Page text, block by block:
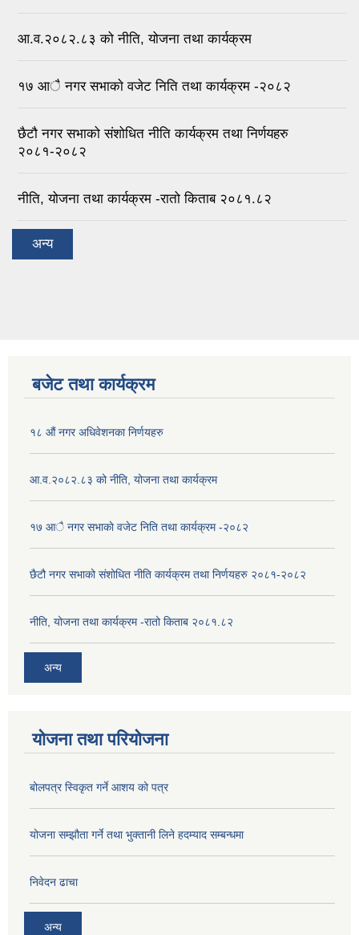
आ.व.२०८२.८३ को नीति, योजना तथा कार्यक्रम
१७ आै नगर सभाकाे वजेट निति तथा कार्यक्रम -२०८२
छैटौ नगर सभाको संशोधित नीति कार्यक्रम तथा निर्णयहरु
२०८१-२०८२
नीति, योजना तथा कार्यक्रम -रातो किताब २०८१.८२
अन्य
बजेट तथा कार्यक्रम
१८ औं नगर अधिवेशनका निर्णयहरु
आ.व.२०८२.८३ को नीति, योजना तथा कार्यक्रम
१७ आै नगर सभाकाे वजेट निति तथा कार्यक्रम -२०८२
छैटौ नगर सभाको संशोधित नीति कार्यक्रम तथा निर्णयहरु २०८१-२०८२
नीति, योजना तथा कार्यक्रम -रातो किताब २०८१.८२
अन्य
योजना तथा परियोजना
बोलपत्र स्विकृत गर्ने आशय को पत्र
योजना सम्झौता गर्ने तथा भुक्तानी लिने हदम्याद सम्बन्धमा
निवेदन ढाचा
अन्य